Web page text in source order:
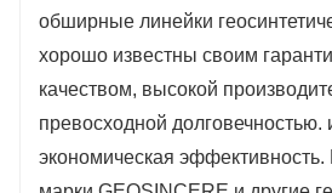
обширные линейки
хорошо известны своим
качеством, высокой
превосходной долговечностью.
экономическая